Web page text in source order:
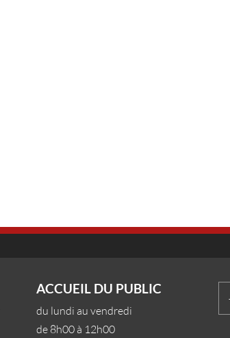
ACCUEIL DU PUBLIC
du lundi au vendredi
de 8h00 à 12h00